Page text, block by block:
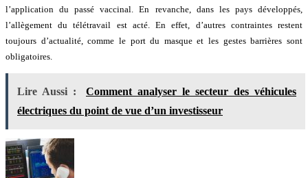
l’application du passé vaccinal. En revanche, dans les pays développés,
l’allègement du télétravail est acté. En effet, d’autres contraintes restent
toujours d’actualité, comme le port du masque et les gestes barrières sont
obligatoires.
Lire Aussi :
Comment analyser le secteur des véhicules
électriques du point de vue d’un investisseur